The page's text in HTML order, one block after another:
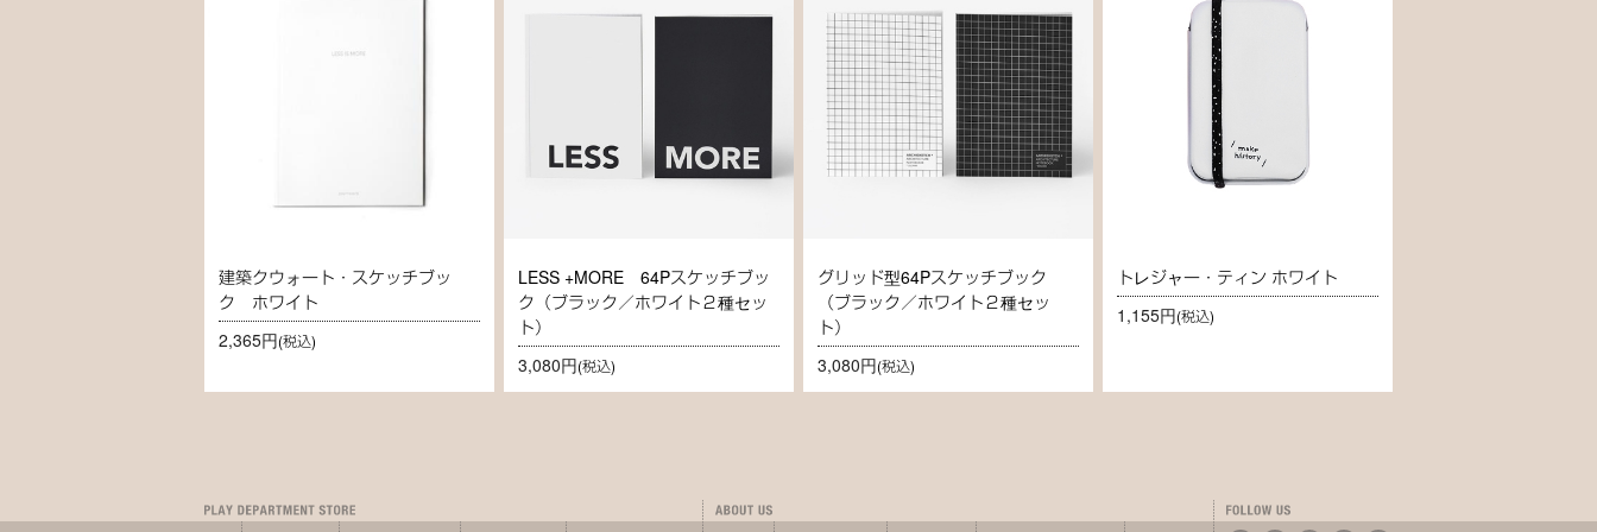
建築クウォート・スケッチブッ
ク ホワイト
2,365円(税込)
LESS +MORE 64Pスケッチブッ
ク（ブラック／ホワイト２種セッ
ト）
3,080円(税込)
グリッド型64Pスケッチブック
（ブラック／ホワイト２種セッ
ト）
3,080円(税込)
トレジャー・ティン ホワイト
1,155円(税込)